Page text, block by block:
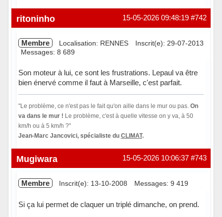
Hors ligne #742
15-05-2026 09:48:19
ritoninho
Membre Localisation: RENNES
Inscrit(e): 29-07-2013
Messages: 8 689
Son moteur à lui, ce sont les frustrations. Lepaul va être
bien énervé comme il faut à Marseille, c'est parfait.
"Le problème, ce n'est pas le fait qu'on aille dans le mur ou pas. On
va dans le mur ! Le problème, c'est à quelle vitesse on y va, à 50
km/h ou à 5 km/h ?"
Jean-Marc Jancovici, spécialiste du CLIMAT.
Hors ligne #743
15-05-2026 10:06:37
Mugiwara
Membre Inscrit(e): 13-10-2008 Messages: 9 419
Si ça lui permet de claquer un triplé dimanche, on prend.